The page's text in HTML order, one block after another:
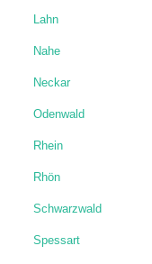
Lahn
Nahe
Neckar
Odenwald
Rhein
Rhön
Schwarzwald
Spessart